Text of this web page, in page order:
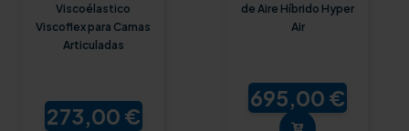
Viscoélastico
Viscoflex para Camas
Articuladas
273,00 €
de Aire Híbrido Hyper
Air
695,00 €